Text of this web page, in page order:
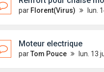
par Florent(Virus) lun. 14
Moteur electrique
parTom Pouce lun. 13